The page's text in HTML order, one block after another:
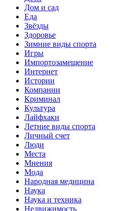
Дом и сад
Еда
Звёзды
Здоровье
Зимние виды спорта
Игры
Импортозамещение
Интернет
Истории
Компании
Криминал
Культура
Лайфхаки
Летние виды спорта
Личный счет
Люди
Места
Мнения
Мода
Народная медицина
Наука
Наука и техника
Недвижимость